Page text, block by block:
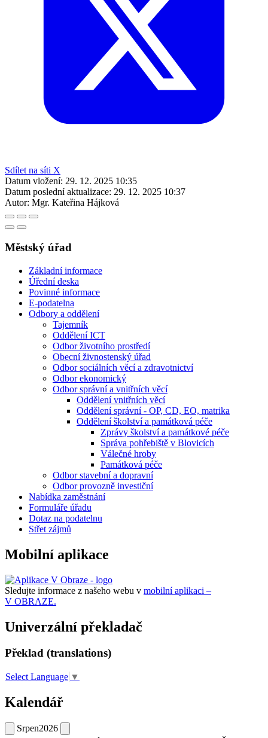
Sdílet na síti X
Datum vložení: 29. 12. 2025 10:35
Datum poslední aktualizace: 29. 12. 2025 10:37
Autor: Mgr. Kateřina Hájková
Městský úřad
Základní informace
Úřední deska
Povinné informace
E-podatelna
Odbory a oddělení
Tajemník
Oddělení ICT
Odbor životního prostředí
Obecní živnostenský úřad
Odbor sociálních věcí a zdravotnictví
Odbor ekonomický
Odbor správní a vnitřních věcí
Oddělení vnitřních věcí
Oddělení správní - OP, CD, EO, matrika
Oddělení školství a památková péče
Zprávy školství a památkové péče
Správa pohřebiště v Blovicích
Válečné hroby
Památková péče
Odbor stavební a dopravní
Odbor provozně investiční
Nabídka zaměstnání
Formuláře úřadu
Dotaz na podatelnu
Střet zájmů
Mobilní aplikace
Sledujte informace z našeho webu v mobilní aplikaci –
V OBRAZE.
Univerzální překladač
Překlad (translations)
Select Language ▼
Kalendář
Srpen2026